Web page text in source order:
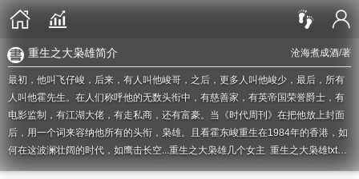
沧海煮成酒/著
重生之大枭雄简介
最初，他叫飞仔峻，后来，有人叫他峻哥，之后，更多人叫他峻少，最后，所有
人叫他霍先生。在人们称呼他的无数头衔中，有慈善家，有英帝国荣誉爵士，有
电影监制，有江湖大佬，有走私商，还有富豪。当《时代周刊》在把他放上封面
后，用一个词来容纳他所有的头衔，枭雄。且看霍东峻重生在1984年的香港，如
何在这波澜壮阔的时代，如鹰击长空...重生之大枭雄几个女主 重生之大枭雄txt精
校重生之大枭雄续集沧海煮成酒 重生之大枭雄重生之大枭雄女主角是谁重生